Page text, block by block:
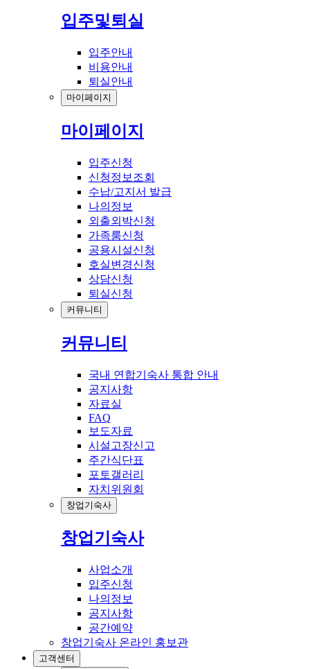
입주및퇴실
입주안내
비용안내
퇴실안내
마이페이지
마이페이지
입주신청
신청정보조회
수납/고지서 발급
나의정보
외출외박신청
가족룸신청
공용시설신청
호실변경신청
상담신청
퇴실신청
커뮤니티
커뮤니티
국내 연합기숙사 통합 안내
공지사항
자료실
FAQ
보도자료
시설고장신고
주간식단표
포토갤러리
자치위원회
창업기숙사
창업기숙사
사업소개
입주신청
나의정보
공지사항
공간예약
창업기숙사 온라인 홍보관
고객센터